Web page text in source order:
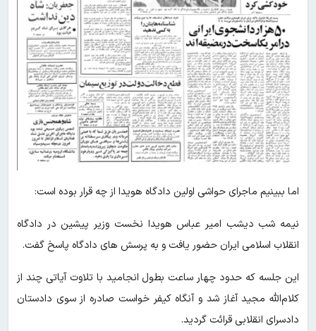
اما ببینیم ماجرای حواشی اولین دادگاه هویدا از چه قرار بوده است:
نیمه شب دیشب امیر عباس هویدا نخست وزیر پیشین در دادگاه
انقلاب اسلامی ایران حضور یافت و به پرسش های دادگاه پاسخ گفت.
این جلسه که حدود چهار ساعت بطول انجامید با تلاوت آیاتی چند از
کلام‌الله مجید آغاز شد و آنگاه کیفر خواست صادره از سوی دادستان
دادسرای انقلابی قرائت گردید.